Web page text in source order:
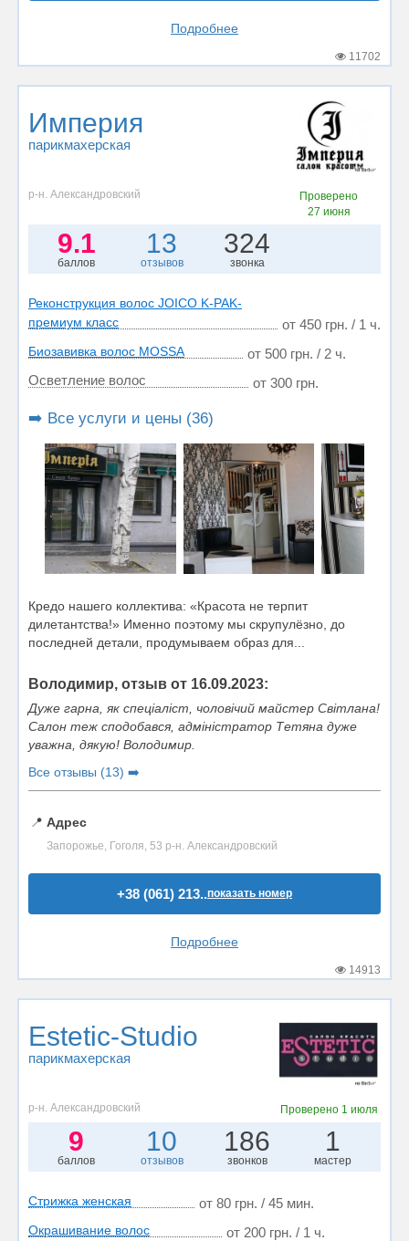
Подробнее
11702
Империя
парикмахерская
р-н. Александровский
Проверено
27 июня
9.1
баллов
13
отзывов
324
звонка
Реконструкция волос JOICO K-PAK-
премиум класс
от 450 грн. / 1 ч.
Биозавивка волос MOSSA
от 500 грн. / 2 ч.
Осветление волос
от 300 грн.
➡️ Все услуги и цены (36)
Кредо нашего коллектива: «Красота не терпит
дилетантства!» Именно поэтому мы скрупулёзно, до
последней детали, продумываем образ для...
Володимир, отзыв от 16.09.2023:
Дуже гарна, як спеціаліст, чоловічий майстер Світлана!
Салон теж сподобався, адміністратор Тетяна дуже
уважна, дякую! Володимир.
Все отзывы (13) ➡️
📍 Адрес
Запорожье, Гоголя, 53 р-н. Александровский
+38 (061) 213..показать номер
Подробнее
14913
Estetic-Studio
парикмахерская
р-н. Александровский Проверено 1 июля
9
баллов
10
отзывов
186
звонков
1
мастер
Стрижка женская от 80 грн. / 45 мин.
Окрашивание волос от 200 грн. / 1 ч.